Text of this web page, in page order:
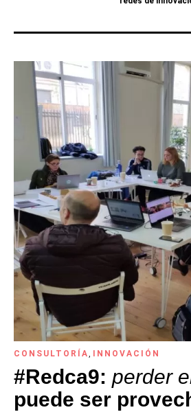
CONSULTORÍA, INNOVACIÓN
#Redca9: perder
puede ser